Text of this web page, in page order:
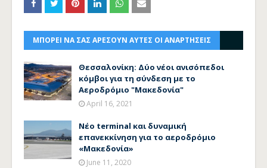
ΜΠΟΡΕΙ ΝΑ ΣΑΣ ΑΡΕΣΟΥΝ ΑΥΤΕΣ ΟΙ ΑΝΑΡΤΗΣΕΙΣ
Θεσσαλονίκη: Δύο νέοι ανισόπεδοι
κόμβοι για τη σύνδεση με το
Αεροδρόμιο "Μακεδονία"
April 16, 2021
Νέο terminal και δυναμική
επανεκκίνηση για το αεροδρόμιο
«Μακεδονία»
June 11, 2020